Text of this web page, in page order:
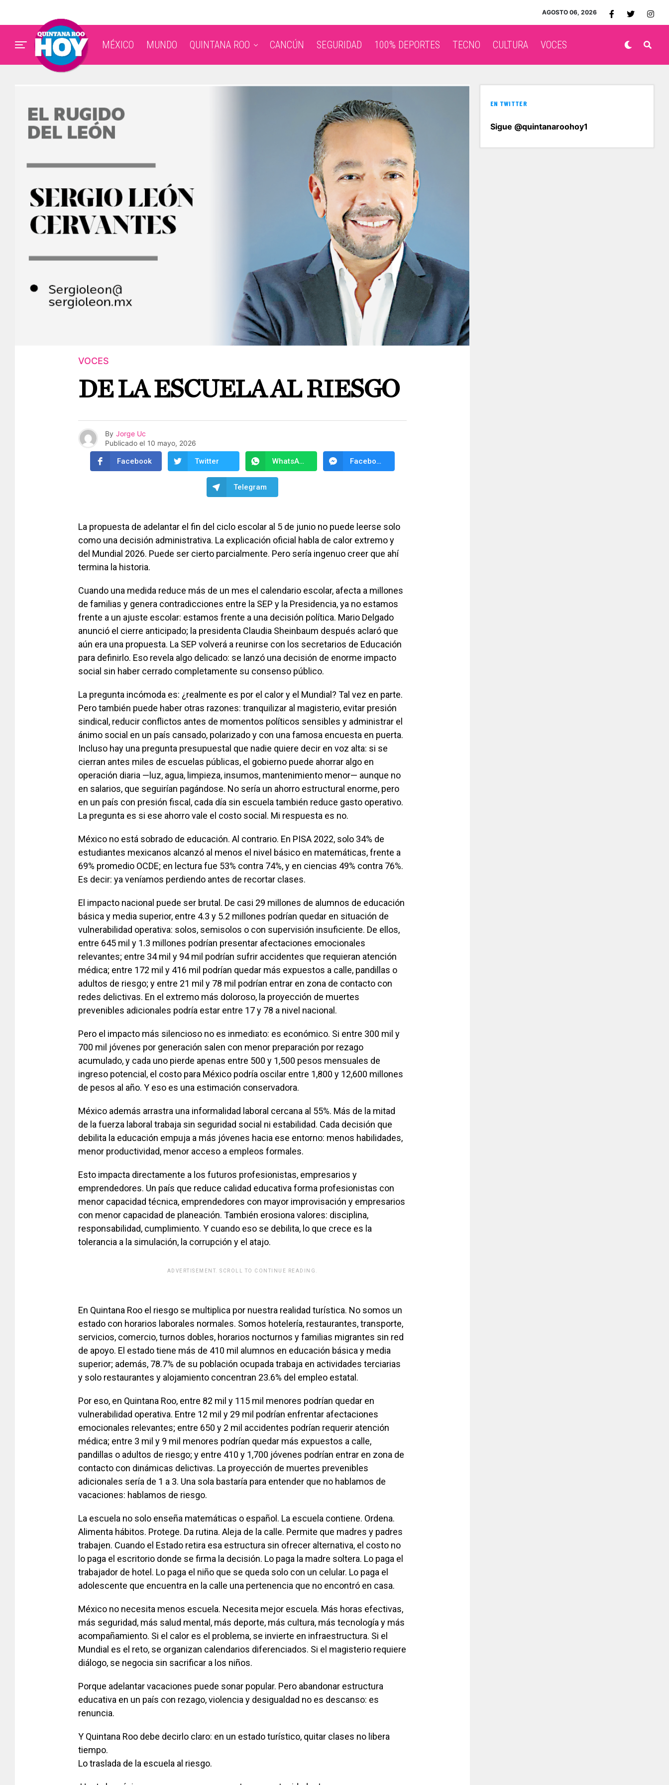
AGOSTO 06, 2026
MÉXICO MUNDO QUINTANA ROO CANCÚN SEGURIDAD 100% DEPORTES TECNO CULTURA VOCES
VOCES
DE LA ESCUELA AL RIESGO
By Jorge Uc
Publicado el 10 mayo, 2026
Facebook Twitter WhatsApp Facebook Messenger
Telegram
La propuesta de adelantar el fin del ciclo escolar al 5 de junio no puede leerse solo
como una decisión administrativa. La explicación oficial habla de calor extremo y
del Mundial 2026. Puede ser cierto parcialmente. Pero sería ingenuo creer que ahí
termina la historia.
Cuando una medida reduce más de un mes el calendario escolar, afecta a millones
de familias y genera contradicciones entre la SEP y la Presidencia, ya no estamos
frente a un ajuste escolar: estamos frente a una decisión política. Mario Delgado
anunció el cierre anticipado; la presidenta Claudia Sheinbaum después aclaró que
aún era una propuesta. La SEP volverá a reunirse con los secretarios de Educación
para definirlo. Eso revela algo delicado: se lanzó una decisión de enorme impacto
social sin haber cerrado completamente su consenso público.
La pregunta incómoda es: ¿realmente es por el calor y el Mundial? Tal vez en parte.
Pero también puede haber otras razones: tranquilizar al magisterio, evitar presión
sindical, reducir conflictos antes de momentos políticos sensibles y administrar el
ánimo social en un país cansado, polarizado y con una famosa encuesta en puerta.
Incluso hay una pregunta presupuestal que nadie quiere decir en voz alta: si se
cierran antes miles de escuelas públicas, el gobierno puede ahorrar algo en
operación diaria —luz, agua, limpieza, insumos, mantenimiento menor— aunque no
en salarios, que seguirían pagándose. No sería un ahorro estructural enorme, pero
en un país con presión fiscal, cada día sin escuela también reduce gasto operativo.
La pregunta es si ese ahorro vale el costo social. Mi respuesta es no.
México no está sobrado de educación. Al contrario. En PISA 2022, solo 34% de
estudiantes mexicanos alcanzó al menos el nivel básico en matemáticas, frente a
69% promedio OCDE; en lectura fue 53% contra 74%, y en ciencias 49% contra 76%.
Es decir: ya veníamos perdiendo antes de recortar clases.
El impacto nacional puede ser brutal. De casi 29 millones de alumnos de educación
básica y media superior, entre 4.3 y 5.2 millones podrían quedar en situación de
vulnerabilidad operativa: solos, semisolos o con supervisión insuficiente. De ellos,
entre 645 mil y 1.3 millones podrían presentar afectaciones emocionales
relevantes; entre 34 mil y 94 mil podrían sufrir accidentes que requieran atención
médica; entre 172 mil y 416 mil podrían quedar más expuestos a calle, pandillas o
adultos de riesgo; y entre 21 mil y 78 mil podrían entrar en zona de contacto con
redes delictivas. En el extremo más doloroso, la proyección de muertes
prevenibles adicionales podría estar entre 17 y 78 a nivel nacional.
Pero el impacto más silencioso no es inmediato: es económico. Si entre 300 mil y
700 mil jóvenes por generación salen con menor preparación por rezago
acumulado, y cada uno pierde apenas entre 500 y 1,500 pesos mensuales de
ingreso potencial, el costo para México podría oscilar entre 1,800 y 12,600 millones
de pesos al año. Y eso es una estimación conservadora.
México además arrastra una informalidad laboral cercana al 55%. Más de la mitad
de la fuerza laboral trabaja sin seguridad social ni estabilidad. Cada decisión que
debilita la educación empuja a más jóvenes hacia ese entorno: menos habilidades,
menor productividad, menor acceso a empleos formales.
Esto impacta directamente a los futuros profesionistas, empresarios y
emprendedores. Un país que reduce calidad educativa forma profesionistas con
menor capacidad técnica, emprendedores con mayor improvisación y empresarios
con menor capacidad de planeación. También erosiona valores: disciplina,
responsabilidad, cumplimiento. Y cuando eso se debilita, lo que crece es la
tolerancia a la simulación, la corrupción y el atajo.
ADVERTISEMENT. SCROLL TO CONTINUE READING.
En Quintana Roo el riesgo se multiplica por nuestra realidad turística. No somos un
estado con horarios laborales normales. Somos hotelería, restaurantes, transporte,
servicios, comercio, turnos dobles, horarios nocturnos y familias migrantes sin red
de apoyo. El estado tiene más de 410 mil alumnos en educación básica y media
superior; además, 78.7% de su población ocupada trabaja en actividades terciarias
y solo restaurantes y alojamiento concentran 23.6% del empleo estatal.
Por eso, en Quintana Roo, entre 82 mil y 115 mil menores podrían quedar en
vulnerabilidad operativa. Entre 12 mil y 29 mil podrían enfrentar afectaciones
emocionales relevantes; entre 650 y 2 mil accidentes podrían requerir atención
médica; entre 3 mil y 9 mil menores podrían quedar más expuestos a calle,
pandillas o adultos de riesgo; y entre 410 y 1,700 jóvenes podrían entrar en zona de
contacto con dinámicas delictivas. La proyección de muertes prevenibles
adicionales sería de 1 a 3. Una sola bastaría para entender que no hablamos de
vacaciones: hablamos de riesgo.
La escuela no solo enseña matemáticas o español. La escuela contiene. Ordena.
Alimenta hábitos. Protege. Da rutina. Aleja de la calle. Permite que madres y padres
trabajen. Cuando el Estado retira esa estructura sin ofrecer alternativa, el costo no
lo paga el escritorio donde se firma la decisión. Lo paga la madre soltera. Lo paga el
trabajador de hotel. Lo paga el niño que se queda solo con un celular. Lo paga el
adolescente que encuentra en la calle una pertenencia que no encontró en casa.
México no necesita menos escuela. Necesita mejor escuela. Más horas efectivas,
más seguridad, más salud mental, más deporte, más cultura, más tecnología y más
acompañamiento. Si el calor es el problema, se invierte en infraestructura. Si el
Mundial es el reto, se organizan calendarios diferenciados. Si el magisterio requiere
diálogo, se negocia sin sacrificar a los niños.
Porque adelantar vacaciones puede sonar popular. Pero abandonar estructura
educativa en un país con rezago, violencia y desigualdad no es descanso: es
renuncia.
Y Quintana Roo debe decirlo claro: en un estado turístico, quitar clases no libera
tiempo.
Lo traslada de la escuela al riesgo.
EN TWITTER
Sigue @quintanaroohoy1